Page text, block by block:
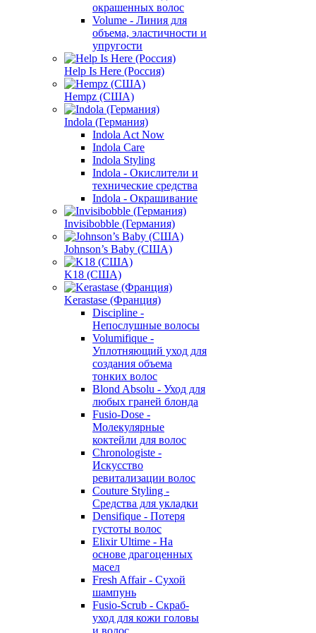
окрашенных волос
Volume - Линия для
объема, эластичности и
упругости
Help Is Here (Россия)
Hempz (США)
Indola (Германия)
Indola Act Now
Indola Care
Indola Styling
Indola - Окислители и
технические средства
Indola - Окрашивание
Invisibobble (Германия)
Johnson’s Baby (США)
K18 (США)
Kerastase (Франция)
Discipline -
Непослушные волосы
Volumifique -
Уплотняющий уход для
создания объема
тонких волос
Blond Absolu - Уход для
любых граней блонда
Fusio-Dose -
Молекулярные
коктейли для волос
Chronologiste -
Искусство
ревитализации волос
Couture Styling -
Средства для укладки
Densifique - Потеря
густоты волос
Elixir Ultime - На
основе драгоценных
масел
Fresh Affair - Сухой
шампунь
Fusio-Scrub - Скраб-
уход для кожи головы
и волос